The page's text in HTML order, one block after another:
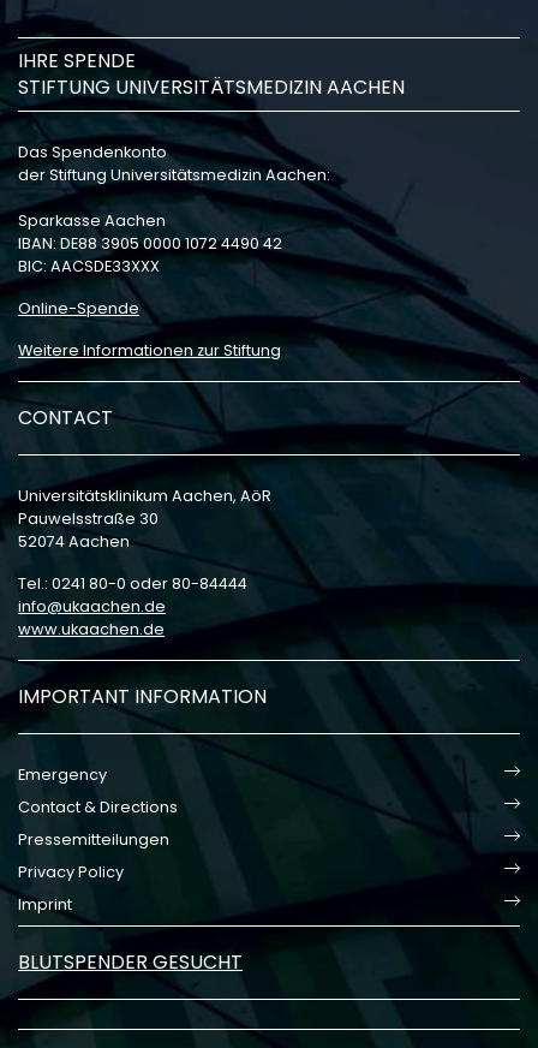
IHRE SPENDE
STIFTUNG UNIVERSITÄTSMEDIZIN AACHEN
Das Spendenkonto
der Stiftung Universitätsmedizin Aachen:
Sparkasse Aachen
IBAN: DE88 3905 0000 1072 4490 42
BIC: AACSDE33XXX
Online-Spende
Weitere Informationen zur Stiftung
CONTACT
Universitätsklinikum Aachen, AöR
Pauwelsstraße 30
52074 Aachen
Tel.: 0241 80-0 oder 80-84444
info
ukaachen de
www.ukaachen.de
IMPORTANT INFORMATION
Emergency
Contact & Directions
Pressemitteilungen
Privacy Policy
Imprint
BLUTSPENDER GESUCHT